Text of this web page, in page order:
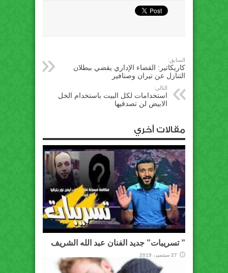
السابق:
كاريكاتير: القضاء الإداري يقضي ببطلان
التنازل عن تيران وصنافير
التالي:
استخدامات لكل البيت باستخدام الخل
الابيض لن تصدقيها
مقالات أخري
” تسريبات” جديد الفنان عبد الله الشريف
27 سبتمبر، 2019